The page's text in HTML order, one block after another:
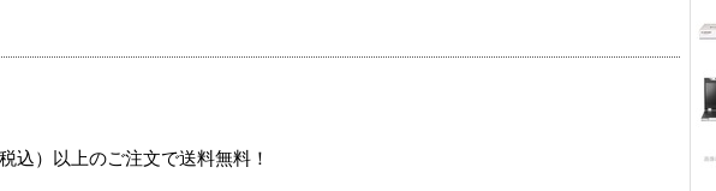
込）以上のご注文で送料無料！